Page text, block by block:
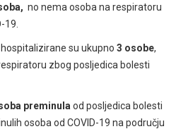
no nema osoba na respiratoru
19.
su ukupno 3 osobe,
zbog posljedica bolesti
preminula od posljedica bolesti
osoba od COVID-19 na području